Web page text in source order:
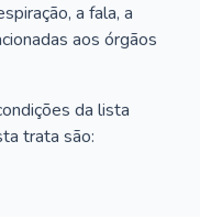
a fala, a
aos órgãos
da lista
trata são: